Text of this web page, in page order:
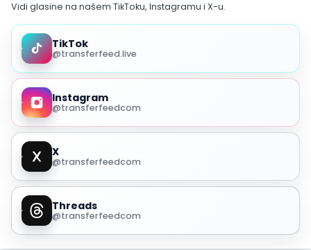
Vidi glasine na našem TikToku, Instagramu i X-u.
TikTok
@transferfeed.live
Instagram
@transferfeedcom
X
@transferfeedcom
Threads
@transferfeedcom